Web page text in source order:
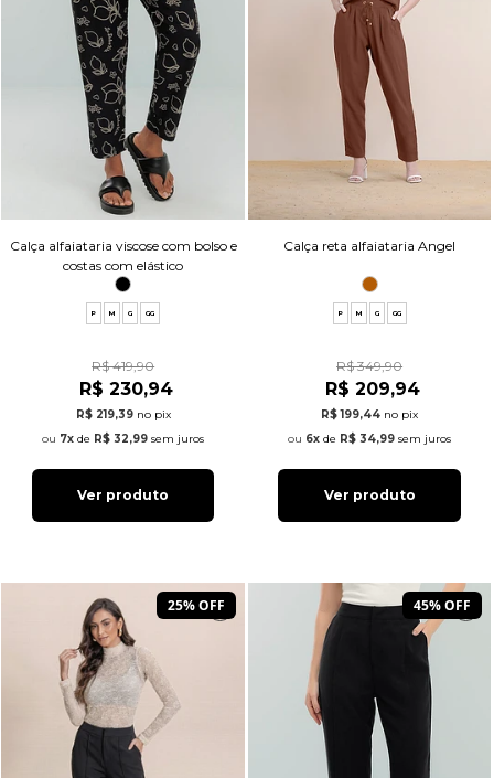
Calça alfaiataria viscose com bolso e
costas com elástico
P M G GG
R$ 419,90
R$ 230,94
R$ 219,39 no pix
7x de R$ 32,99 sem juros
Ver produto
Calça reta alfaiataria Angel
P M G GG
R$ 349,90
R$ 209,94
R$ 199,44 no pix
6x de R$ 34,99 sem juros
Ver produto
25% OFF 45% OFF